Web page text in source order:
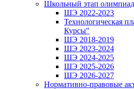
Школьный этап
ШЭ 2022-2023
Технологическая
Курсы"
ШЭ 2018-2019
ШЭ 2023-2024
ШЭ 2024-2025
ШЭ 2025-2026
ШЭ 2026-2027
Нормативно-правовые